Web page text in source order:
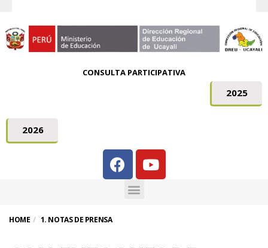
CONSULTA PARTICIPATIVA
2025
2026
HOME 1. NOTAS DE PRENSA